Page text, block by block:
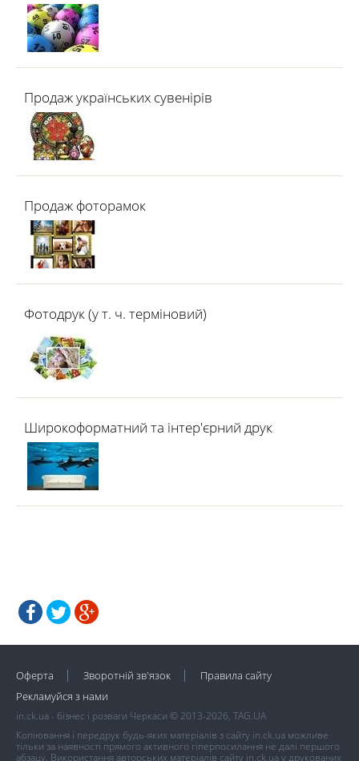
Продаж українських сувенірів
Продаж фоторамок
Фотодрук (у т. ч. терміновий)
Широкоформатний та інтер'єрний друк
Оферта Зворотній зв'язок
Правила сайту
Рекламуйся з нами
in.ck.ua - бізнес і розваги Черкаси © 2013-2026, TAG.UA
Копіювання і передрук будь-яких матеріалів з сайту in.ck.ua можливе
тільки за наявності прямого активного гіперпосилання не далі першого
абзацу. Використання авторських матеріалів сайту in.ck.ua у друкованих